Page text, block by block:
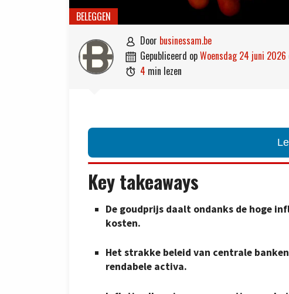
BELEGGEN
 door businessam.be
 gepubliceerd op woensdag 24 juni 2026
 4 min lezen
Key takeaways
De goudprijs daalt ondanks de hoge
kosten.
Het strakke beleid van centrale
rendabele activa.